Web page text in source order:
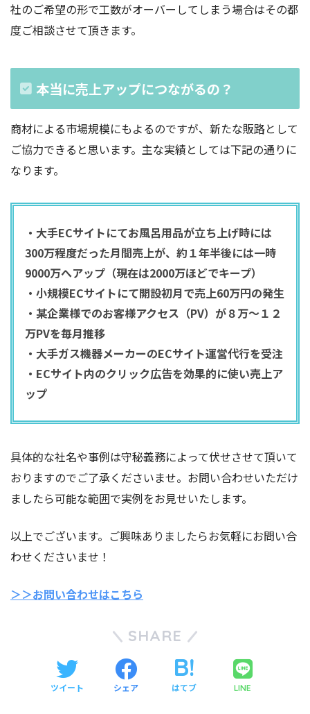
社のご希望の形で工数がオーバーしてしまう場合はその都
度ご相談させて頂きます。
本当に売上アップにつながるの？
商材による市場規模にもよるのですが、新たな販路として
ご協力できると思います。主な実績としては下記の通りに
なります。
・大手ECサイトにてお風呂用品が立ち上げ時には
300万程度だった月間売上が、約１年半後には一時
9000万へアップ（現在は2000万ほどでキープ）
・小規模ECサイトにて開設初月で売上60万円の発生
・某企業様でのお客様アクセス（PV）が８万〜１２
万PVを毎月推移
・大手ガス機器メーカーのECサイト運営代行を受注
・ECサイト内のクリック広告を効果的に使い売上ア
ップ
具体的な社名や事例は守秘義務によって伏せさせて頂いて
おりますのでご了承くださいませ。お問い合わせいただけ
ましたら可能な範囲で実例をお見せいたします。
以上でございます。ご興味ありましたらお気軽にお問い合
わせくださいませ！
＞＞お問い合わせはこちら
SHARE
ツイート シェア はてブ LINE